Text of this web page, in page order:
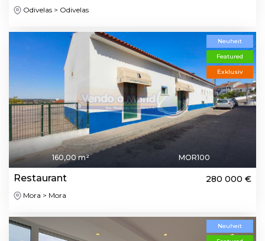
Odivelas > Odivelas
Neuheit
Featured
Exklusiv
160,00 m² MOR100
Restaurant 280 000 €
Mora > Mora
Neuheit